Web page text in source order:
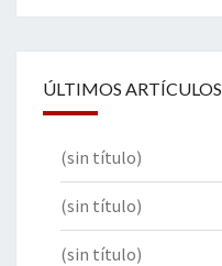
ÚLTIMOS ARTÍCULOS
(sin título)
(sin título)
(sin título)